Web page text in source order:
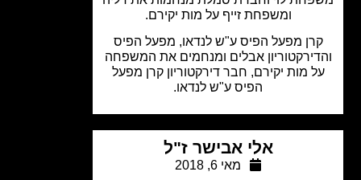
ומשפחת זייף על מות יקירם.
מפעל הפיס ע"ש לנדאו, מפעל הפיס
אבלים ומנחמים את המשפחה
מות יקירם, חבר דירקטוריון קרן מפעל
הפיס ע"ש לנדאו.
אלי אבישר ז"ל
מאי 6, 2018